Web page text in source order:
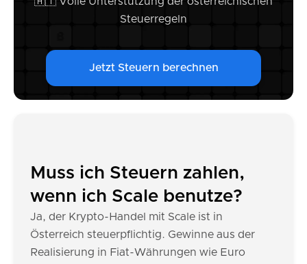
Steuerregeln
Jetzt Steuern berechnen
Muss ich Steuern zahlen,
wenn ich Scale benutze?
Ja, der Krypto-Handel mit Scale ist in
Österreich steuerpflichtig. Gewinne aus der
Realisierung in Fiat-Währungen wie Euro